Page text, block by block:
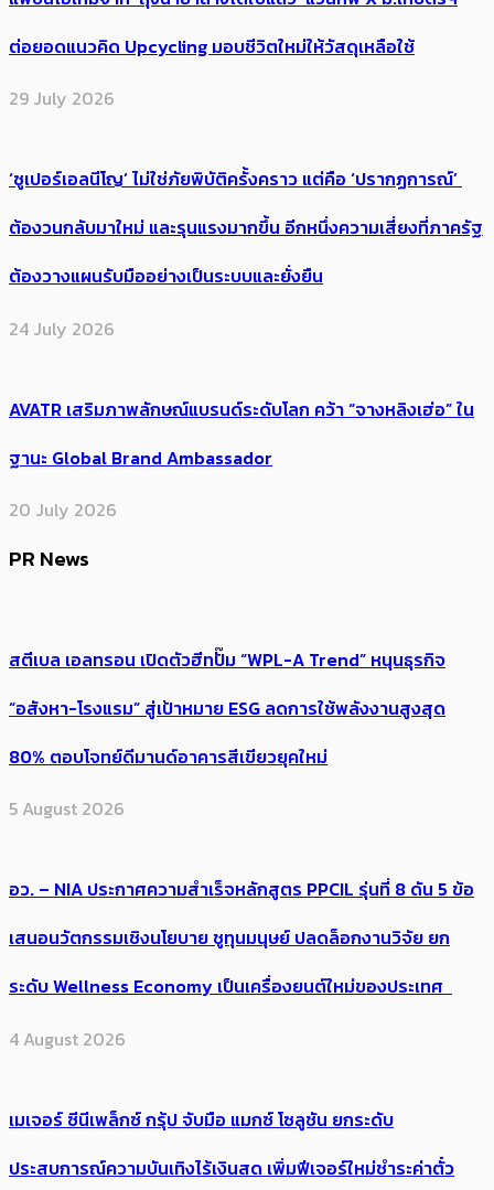
ต่อยอดแนวคิด Upcycling มอบชีวิตใหม่ให้วัสดุเหลือใช้
29 July 2026
‘ซูเปอร์เอลนีโญ’ ไม่ใช่ภัยพิบัติครั้งคราว แต่คือ ‘ปรากฏการณ์’ ​
ต้อง​วนกลับมาใหม่ และรุนแรงมากขึ้น อีกหนึ่งความเสี่ยงที่ภาครัฐ
ต้องวางแผนรับมืออย่างเป็นระบบและยั่งยืน
24 July 2026
AVATR เสริมภาพลักษณ์แบรนด์ระดับโลก คว้า “จางหลิงเฮ่อ” ใน
ฐานะ Global Brand Ambassador
20 July 2026
PR News
สตีเบล เอลทรอน เปิดตัวฮีทปั๊ม “WPL-A Trend” หนุนธุรกิจ
“อสังหา-โรงแรม” สู่เป้าหมาย ESG ลดการใช้พลังงานสูงสุด
80% ตอบโจทย์ดีมานด์อาคารสีเขียวยุคใหม่
5 August 2026
อว. – NIA ประกาศความสำเร็จหลักสูตร PPCIL รุ่นที่ 8 ดัน 5 ข้อ
เสนอนวัตกรรมเชิงนโยบาย ชูทุนมนุษย์ ปลดล็อกงานวิจัย ยก
ระดับ Wellness Economy เป็นเครื่องยนต์ใหม่ของประเทศ
4 August 2026
เมเจอร์ ซีนีเพล็กซ์ กรุ้ป จับมือ แมกซ์ โซลูชัน ยกระดับ
ประสบการณ์ความบันเทิงไร้เงินสด เพิ่มฟีเจอร์ใหม่ชำระค่าตั๋ว